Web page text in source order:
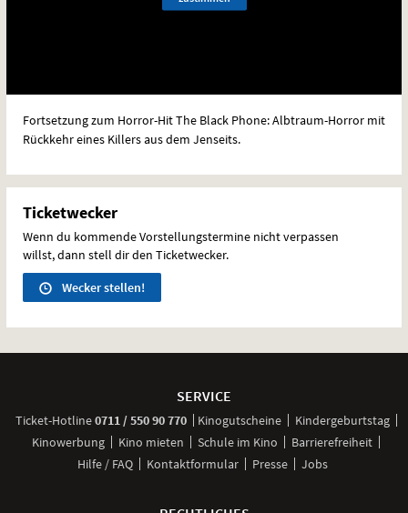
Fortsetzung zum Horror-Hit The Black Phone: Albtraum-Horror mit
Rückkehr eines Killers aus dem Jenseits.
Ticketwecker
Wenn du kommende Vorstellungstermine nicht verpassen
willst, dann stell dir den Ticketwecker.
Wecker stellen!
SERVICE
Ticket-Hotline0711 / 550 90 770anrufen
Kinogutscheine
Kindergeburtstag
Kinowerbung
Kino mieten Schule im Kino
Barrierefreiheit
Hilfe / FAQ
Kontaktformular Presse Jobs